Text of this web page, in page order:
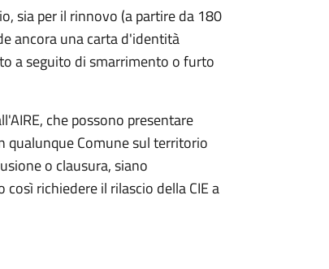
sia per il rinnovo (a partire da 180
ancora una carta d'identità
a seguito di smarrimento o furto
che possono presentare
qualunque Comune sul territorio
o clausura, siano
richiedere il rilascio della CIE a